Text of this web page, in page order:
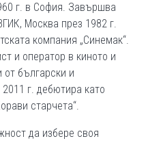
г. в София. Завършва
Москва през 1982 г.
компания „Синемак“.
и оператор в киното и
от български и
г. дебютира като
старчета“.
да избере своя